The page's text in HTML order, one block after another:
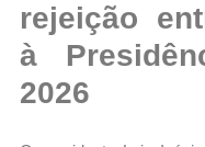
rejeição
à
2026